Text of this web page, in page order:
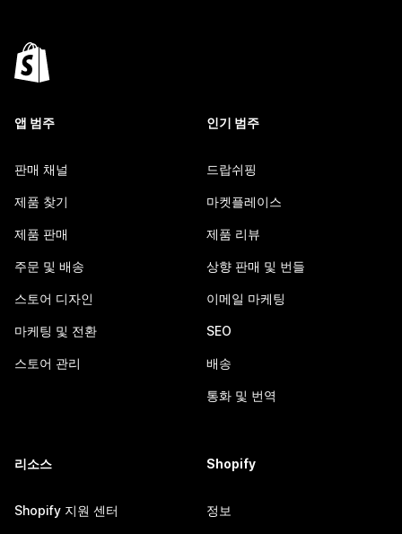
앱 범주
판매 채널
제품 찾기
제품 판매
주문 및 배송
스토어 디자인
마케팅 및 전환
스토어 관리
인기 범주
드랍쉬핑
마켓플레이스
제품 리뷰
상향 판매 및 번들
이메일 마케팅
SEO
배송
통화 및 번역
리소스
Shopify 지원 센터
Shopify
정보